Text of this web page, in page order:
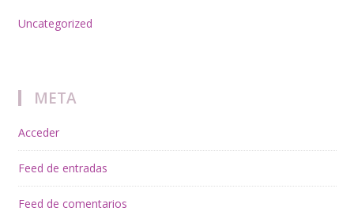
Uncategorized
META
Acceder
Feed de entradas
Feed de comentarios